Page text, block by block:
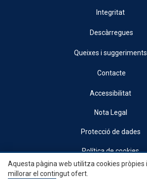
Integritat
Descàrregues
Queixes i suggeriments
Contacte
Accessibilitat
Nota Legal
Protecció de dades
Política de cookies
© 2026, Generalitat • Conselleria d’Indústria,
Aquesta pàgina web utilitza cookies pròpies
millorar el contingut ofert.